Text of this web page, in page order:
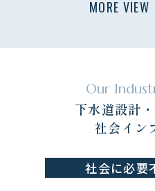
MORE VIEW
Our
下水道設計
社会イン
社会に必要